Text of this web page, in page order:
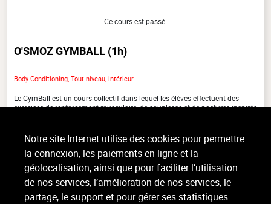
Ce cours est passé.
O'SMOZ GYMBALL(1h)
Body Conditioning, Tout niveau, intérieur
Le GymBall est un cours collectif dans lequel les élèves effectuent des
exercices de renforcement musculaire, de souplesse et de postures inspirés
Organisateur
O'SMOZ
Notre site Internet utilise des cookies pour permettre
la connexion, les paiements en ligne et la
géolocalisation, ainsi que pour faciliter l’utilisation
de nos services, l’amélioration de nos services, le
partage, le support et pour gérer ses statistiques